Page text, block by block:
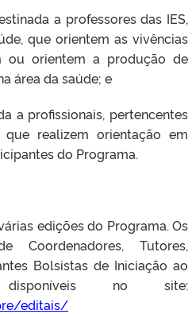
a professores das IES,
que orientem as vivências
ou orientem a produção de
área da saúde; e
a profissionais, pertencentes
realizem orientação em
do Programa.
edições do Programa. Os
Tutores,
Bolsistas de Iniciação ao
no site:
editais/